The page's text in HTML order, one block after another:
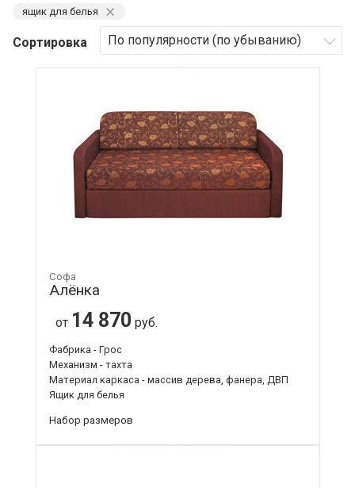
ящик для белья ⨯
Сортировка
Софа
Алёнка
от 14 870 руб.
Фабрика - Грос
Механизм - тахта
Материал каркаса - массив дерева, фанера, ДВП
Ящик для белья
Набор размеров